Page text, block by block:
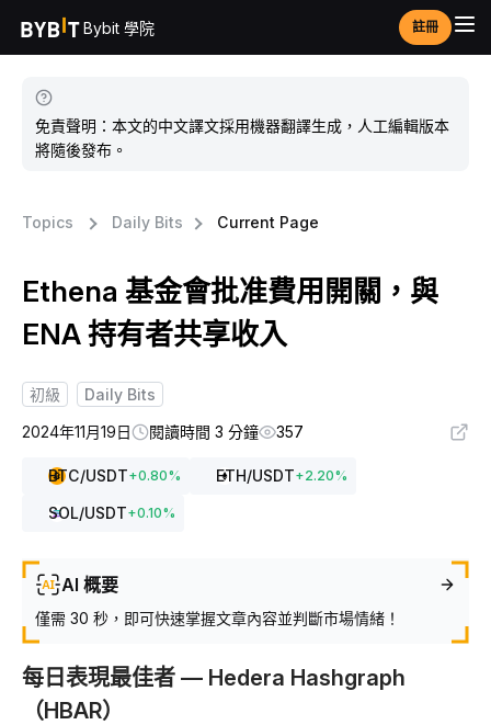
Bybit 學院 註冊
免責聲明：本文的中文譯文採用機器翻譯生成，人工編輯版本
將隨後發布。
Topics Daily Bits Current Page
Ethena 基金會批准費用開關，與
ENA 持有者共享收入
初級
Daily Bits
2024年11月19日
閱讀時間 3 分鐘 357
BTC/USDT+0.80% ETH/USDT+2.20%
SOL/USDT+0.10%
AI 概要
僅需 30 秒，即可快速掌握文章內容並判斷市場情緒！
每日表現最佳者 — Hedera Hashgraph
（HBAR）